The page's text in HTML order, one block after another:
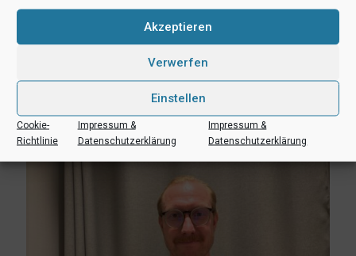
Akzeptieren
Verwerfen
Einstellen
Cookie-
Richtlinie
Impressum &
Datenschutzerklärung
Impressum &
Datenschutzerklärung
6. August 2026
Lukas Freitag, Heikki Humpert und Leonard Dertmann im
Aufgebot
Mehr lesen